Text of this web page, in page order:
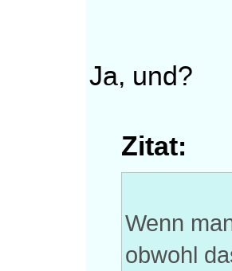
Ja, und?
Zitat:
Wenn
obwohl